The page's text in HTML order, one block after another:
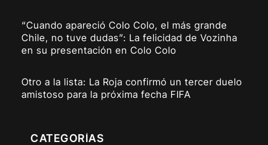
“Cuando apareció Colo Colo, el más grande
Chile, no tuve dudas”: La felicidad de Vozinha
en su presentación en Colo Colo
Otro a la lista: La Roja confirmó un tercer duelo
amistoso para la próxima fecha FIFA
CATEGORÍAS